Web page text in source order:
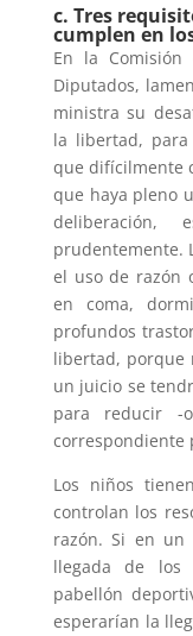
c. Tres
cumplen en
En la
Diputados,
ministra su
la libertad,
que difícilmente
que haya pleno
prudentemente.
el uso de razón
en coma,
profundos
libertad, porque
un juicio se
para reducir -
correspondiente
Los niños
controlan los
razón. Si en un
llegada de los
pabellón
esperarían la